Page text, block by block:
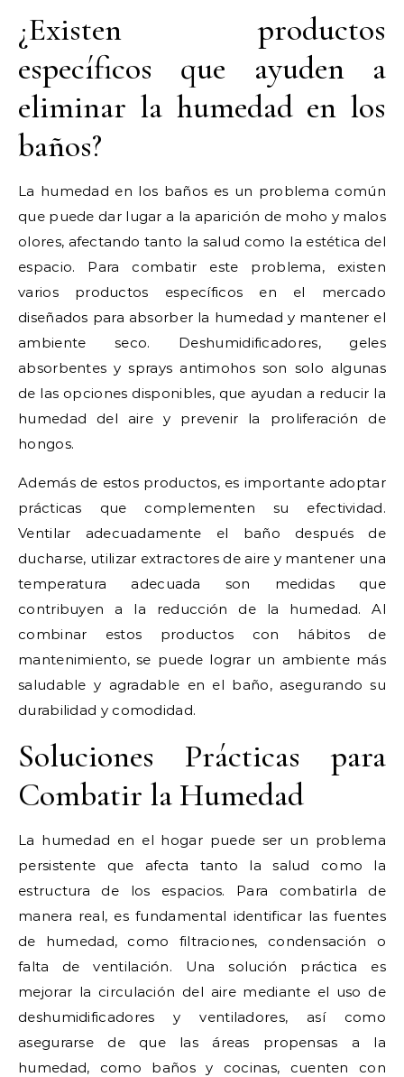
¿Existen productos
específicos que ayuden a
eliminar la humedad en los
baños?
La humedad en los baños es un problema común
que puede dar lugar a la aparición de moho y malos
olores, afectando tanto la salud como la estética del
espacio. Para combatir este problema, existen
varios productos específicos en el mercado
diseñados para absorber la humedad y mantener el
ambiente seco. Deshumidificadores, geles
absorbentes y sprays antimohos son solo algunas
de las opciones disponibles, que ayudan a reducir la
humedad del aire y prevenir la proliferación de
hongos.
Además de estos productos, es importante adoptar
prácticas que complementen su efectividad.
Ventilar adecuadamente el baño después de
ducharse, utilizar extractores de aire y mantener una
temperatura adecuada son medidas que
contribuyen a la reducción de la humedad. Al
combinar estos productos con hábitos de
mantenimiento, se puede lograr un ambiente más
saludable y agradable en el baño, asegurando su
durabilidad y comodidad.
Soluciones Prácticas para
Combatir la Humedad
La humedad en el hogar puede ser un problema
persistente que afecta tanto la salud como la
estructura de los espacios. Para combatirla de
manera real, es fundamental identificar las fuentes
de humedad, como filtraciones, condensación o
falta de ventilación. Una solución práctica es
mejorar la circulación del aire mediante el uso de
deshumidificadores y ventiladores, así como
asegurarse de que las áreas propensas a la
humedad, como baños y cocinas, cuenten con